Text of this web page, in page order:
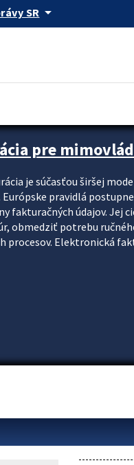
SR arrow_drop_down
pre
je súčasťou širšej
Európske pravidlá
fakturačných údajov. Jej
obmedziť potrebu
procesov. Elektronická